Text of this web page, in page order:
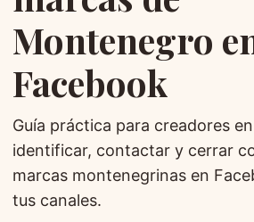
Montenegro
Facebook
Guía práctica para creadores
identificar, contactar y cerrar
marcas montenegrinas en
tus canales.